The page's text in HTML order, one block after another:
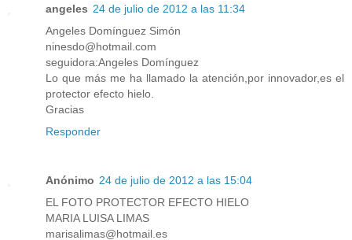
angeles 24 de julio de 2012 a las 11:34
Angeles Domínguez Simón
ninesdo@hotmail.com
seguidora:Angeles Domínguez
Lo que más me ha llamado la atención,por innovador,es el
protector efecto hielo.
Gracias
Responder
Anónimo 24 de julio de 2012 a las 15:04
EL FOTO PROTECTOR EFECTO HIELO
MARIA LUISA LIMAS
marisalimas@hotmail.es